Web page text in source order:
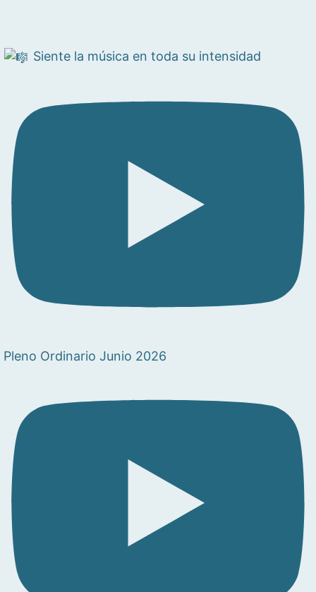
Siente la música en toda su intensidad
Pleno Ordinario Junio 2026